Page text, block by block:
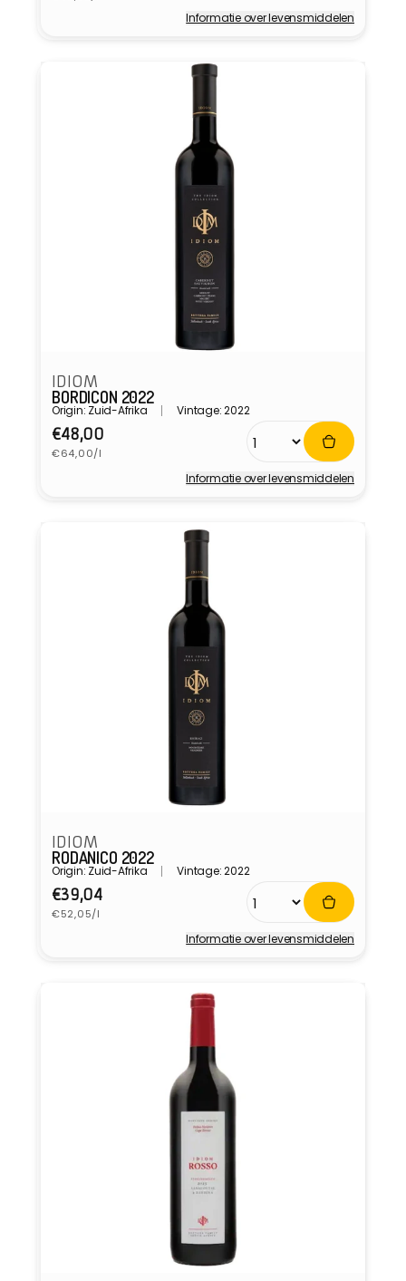
Informatie over levensmiddelen
IDIOM
BORDICON 2022
Origin: Zuid-Afrika Vintage: 2022
Normale
prijs
€48,00
Eenheidsprijs
€64,00/l
Informatie over levensmiddelen
IDIOM
RODANICO 2022
Origin: Zuid-Afrika Vintage: 2022
Normale
prijs
€39,04
Eenheidsprijs
€52,05/l
Informatie over levensmiddelen